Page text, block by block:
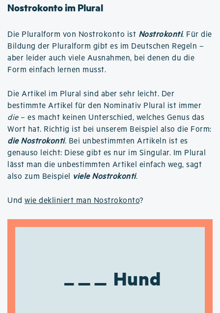
Nostrokonto im Plural
Die Pluralform von Nostrokonto ist Nostrokonti. Für die
Bildung der Pluralform gibt es im Deutschen Regeln –
aber leider auch viele Ausnahmen, bei denen du die
Form einfach lernen musst.
Die Artikel im Plural sind aber sehr leicht. Der
bestimmte Artikel für den Nominativ Plural ist immer
die– es macht keinen Unterschied, welches Genus das
Wort hat. Richtig ist bei unserem Beispiel also die Form:
die Nostrokonti. Bei unbestimmten Artikeln ist es
genauso leicht: Diese gibt es nur im Singular. Im Plural
lässt man die unbestimmten Artikel einfach weg, sagt
also zum Beispiel viele Nostrokonti.
Und wie dekliniert man Nostrokonto?
Hund